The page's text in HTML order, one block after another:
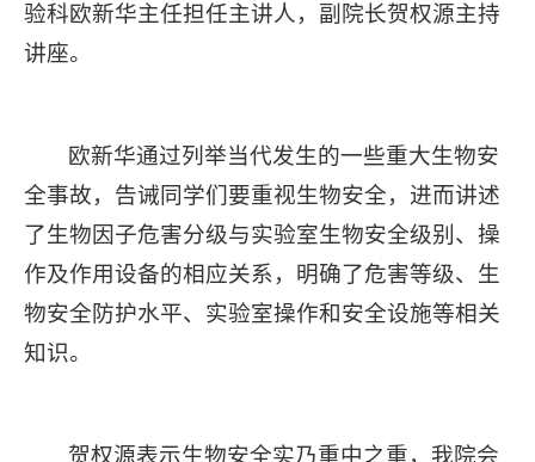
验科欧新华主任担任主讲人，副院长贺权源主持
讲座。
欧新华通过列举当代发生的一些重大生物安
全事故，告诫同学们要重视生物安全，进而讲述
了生物因子危害分级与实验室生物安全级别、操
作及作用设备的相应关系，明确了危害等级、生
物安全防护水平、实验室操作和安全设施等相关
知识。
贺权源表示生物安全实乃重中之重，我院会